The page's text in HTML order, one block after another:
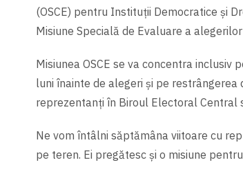
(OSCE) pentru Instituţii Democratice şi
Misiune Specială de Evaluare a
Misiunea OSCE se va concentra
luni înainte de alegeri și pe
reprezentanți în Biroul Electoral Central
Ne vom întâlni săptămâna viitoare cu
pe teren. Ei pregătesc şi o misiune